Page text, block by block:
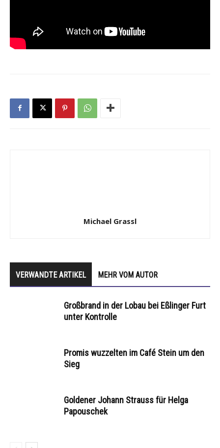
Michael Grassl
VERWANDTE ARTIKEL MEHR VOM AUTOR
Großbrand in der Lobau bei Eßlinger Furt
unter Kontrolle
Promis wuzzelten im Café Stein um den
Sieg
Goldener Johann Strauss für Helga
Papouschek